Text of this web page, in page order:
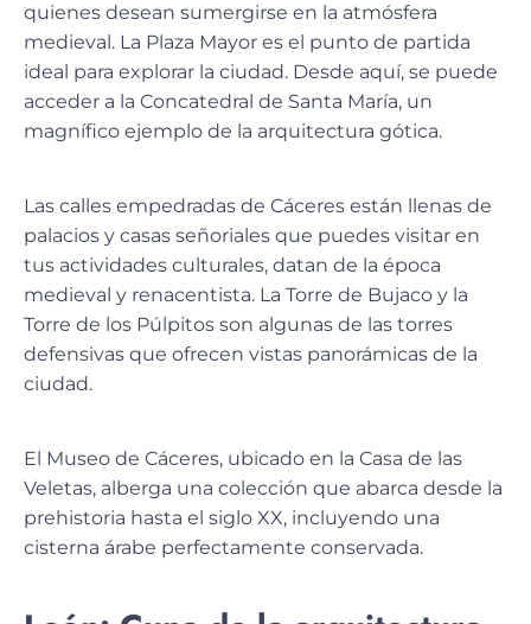
quienes desean sumergirse en la atmósfera
medieval. La Plaza Mayor es el punto de partida
ideal para explorar la ciudad. Desde aquí, se puede
acceder a la Concatedral de Santa María, un
magnífico ejemplo de la arquitectura gótica.
Las calles empedradas de Cáceres están llenas de
palacios y casas señoriales que puedes visitar en
tus actividades culturales, datan de la época
medieval y renacentista. La Torre de Bujaco y la
Torre de los Púlpitos son algunas de las torres
defensivas que ofrecen vistas panorámicas de la
ciudad.
El Museo de Cáceres, ubicado en la Casa de las
Veletas, alberga una colección que abarca desde la
prehistoria hasta el siglo XX, incluyendo una
cisterna árabe perfectamente conservada.